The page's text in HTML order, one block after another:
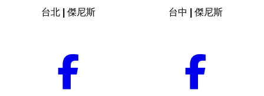
台北 | 傑尼斯 台中 | 傑尼斯